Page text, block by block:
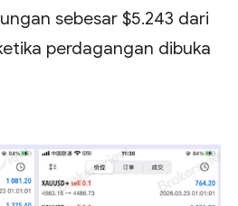
sebesar $5.243 dari
perdagangan dibuka